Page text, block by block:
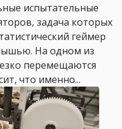
испытательные
задача которых
геймер
На одном из
перемещаются
что именно...